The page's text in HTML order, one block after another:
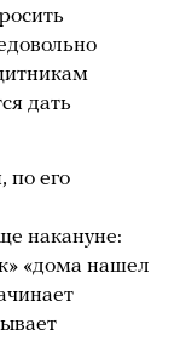
дать
по его
накануне:
«дома нашел